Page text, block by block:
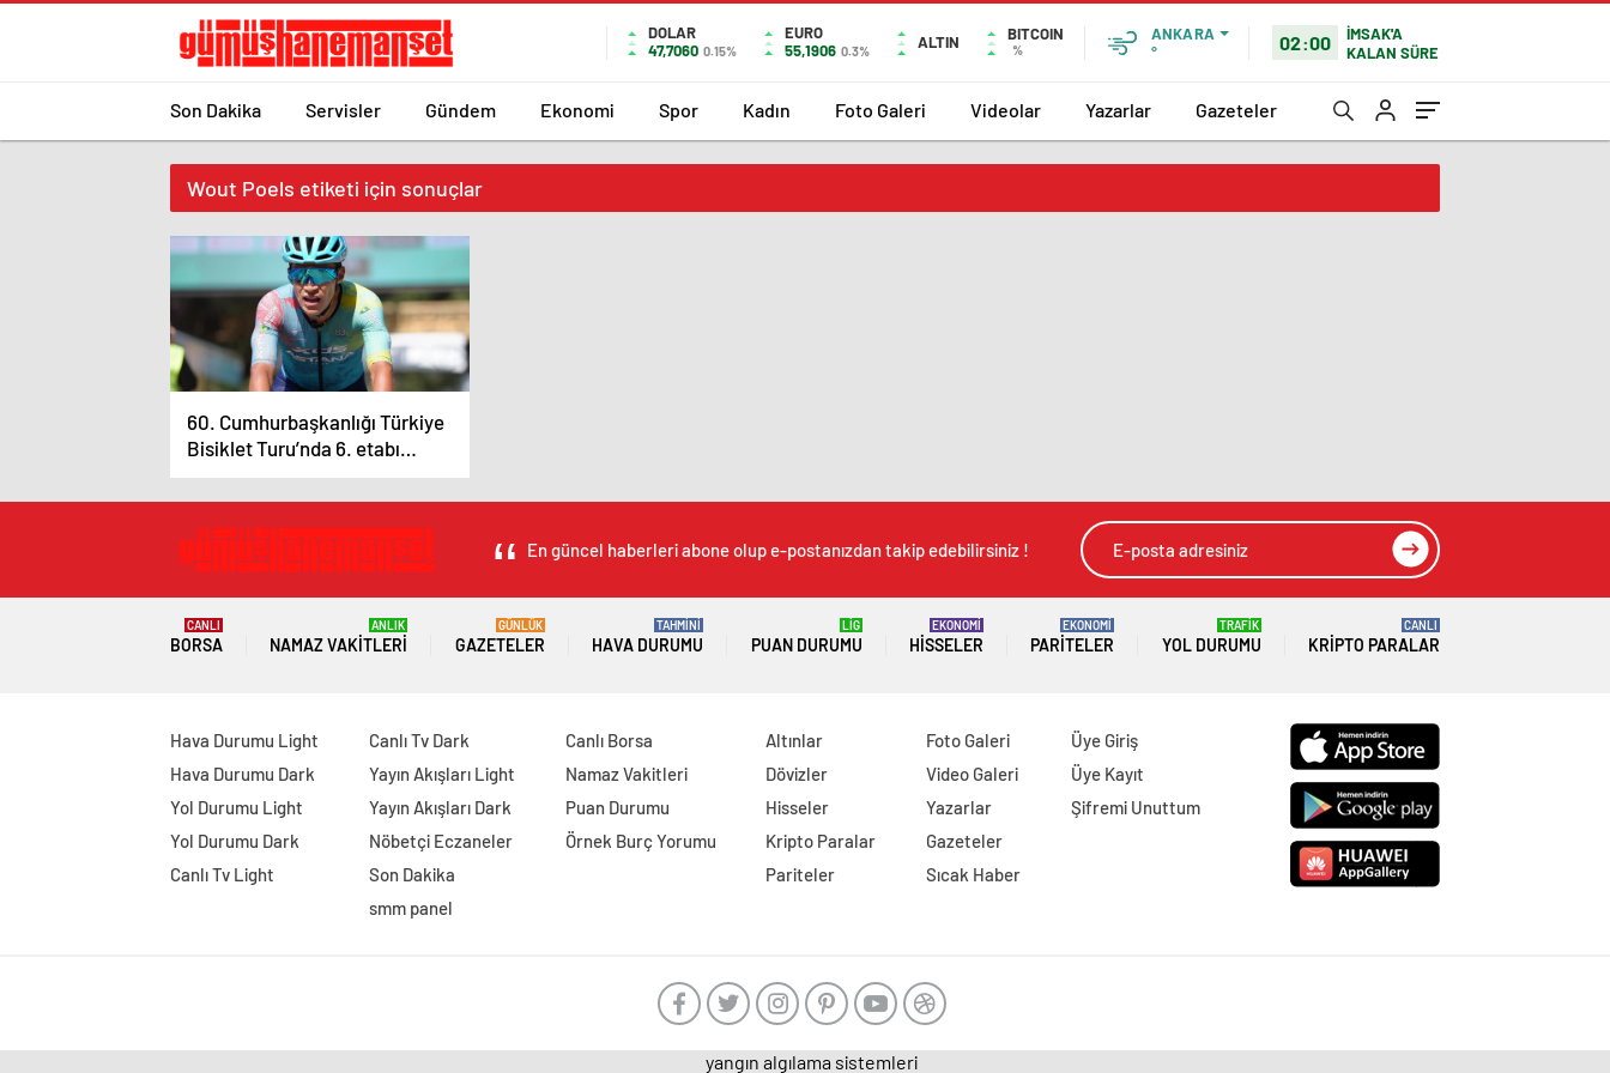
DOLAR
47,7060 0.15%
EURO
55,1906 0.3% ALTIN BITCOIN
%
ANKARA
°
02:00
İMSAK'A
KALAN SÜRE
Son Dakika Servisler Gündem Ekonomi Spor Kadın Foto Galeri Videolar Yazarlar Gazeteler
Wout Poels etiketi için sonuçlar
60. Cumhurbaşkanlığı Türkiye
Bisiklet Turu’nda 6. etabı
Harold Martin Lopez kazandı
En güncel haberleri abone olup e-postanızdan takip edebilirsiniz !
BORSA
CANLI
NAMAZ VAKITLERI
ANLIK
GAZETELER
GÜNLÜK
HAVA DURUMU
TAHMİNİ
PUAN DURUMU
LİG
HISSELER
EKONOMİ
PARITELER
EKONOMİ
YOL DURUMU
TRAFİK
KRIPTO PARALAR
CANLI
Hava Durumu Light
Hava Durumu Dark
Yol Durumu Light
Yol Durumu Dark
Canlı Tv Light
Canlı Tv Dark
Yayın Akışları Light
Yayın Akışları Dark
Nöbetçi Eczaneler
Son Dakika
smm panel
Canlı Borsa
Namaz Vakitleri
Puan Durumu
Örnek Burç Yorumu
Altınlar
Dövizler
Hisseler
Kripto Paralar
Pariteler
Foto Galeri
Video Galeri
Yazarlar
Gazeteler
Sıcak Haber
Üye Giriş
Üye Kayıt
Şifremi Unuttum
yangın algılama sistemleri